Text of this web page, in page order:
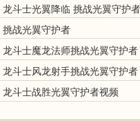
挑战光翼守护者
龙斗士战胜光翼守护者视频